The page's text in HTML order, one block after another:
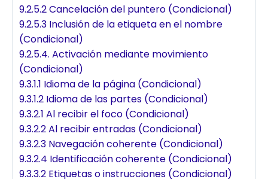
9.2.5.2 Cancelación del puntero (Condicional)
9.2.5.3 Inclusión de la etiqueta en el nombre
(Condicional)
9.2.5.4. Activación mediante movimiento
(Condicional)
9.3.1.1 Idioma de la página (Condicional)
9.3.1.2 Idioma de las partes (Condicional)
9.3.2.1 Al recibir el foco (Condicional)
9.3.2.2 Al recibir entradas (Condicional)
9.3.2.3 Navegación coherente (Condicional)
9.3.2.4 Identificación coherente (Condicional)
9.3.3.2 Etiquetas o instrucciones (Condicional)